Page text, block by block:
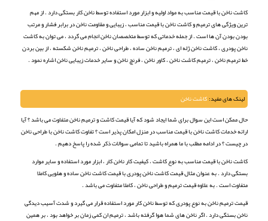
کاشت ناخن با قیمت مناسب به مواد اولیه و ابزار مورد استفاده توسط ناخن کار بستگی دارد . از مهم
ترین ویژگی های ترمیم و کاشت ناخن با قیمت مناسب ، زیبایی و مقاومت ناخن در برابر فشار و مرتب
بودن بودن آن ها است . از جمله خدماتی که توسط متخصصان ناخن انجام می گردد ، می توان به کاشت
ناخن پودری ، کاشت ناخن ژله ای ، ترمیم ناخن ساده ، طراحی ناخن ، ترمیم ناخن شکسته ، از بین بردن
خط ترمیم ناخن ، ترمیم کاشت ناخن ، کاور ناخن ، فرنچ ناخن و سایر خدمات زیبایی ناخن اشاره نمود .
لینک های مفید: کاشت ناخن
حال ممکن است این سوال برای شما ایجاد شود که آیا قیمت کاشت و ترمیم ناخن متفاوت می باشد ؟ آیا
ارائه خدمات کاشت ناخن با قیمت مناسب در منزل امکان پذیر است ؟ تفاوت کاشت ناخن با طراحی ناخن
در چیست ؟ در ادامه مطلب با ما همراه باشید تا تمامی سوالات ذکر شده را پاسخ دهیم .
کاشت ناخن با قیمت مناسب به نوع کاشت ، کیفیت کار ناخن کار ، ابزار مورد استفاده و سایر موارد
بستگی دارد . به عنوان مثال قیمت کاشت ناخن پودری با قیمت کاشت ناخن ساده و هلویی کاملا
متفاوت است . به علاوه قیمت ترمیم و طراحی ناخن ، کاملا متفاوت می باشد .
قیمت ترمیم ناخن به نوع پودری که توسط ناخن کار مورد استفاده قرار می گیرد و شدت آسیب دیدگی
ناخن بستگی دارد . اگر ناخن های شما هوا گرفته باشد ، ترمیم ان کمی زمان بر خواهد بود ، بر همین